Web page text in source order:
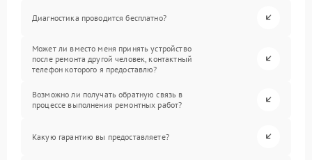
Диагностика проводится бесплатно?
Может ли вместо меня принять устройство
после ремонта другой человек, контактный
телефон которого я предоставлю?
Возможно ли получать обратную связь в
процессе выполнения ремонтных работ?
Какую гарантию вы предоставляете?